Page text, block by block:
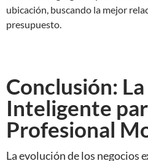
ubicación, buscando la mejor
presupuesto.
Conclusión:
Inteligente
Profesional
La evolución de los negocios